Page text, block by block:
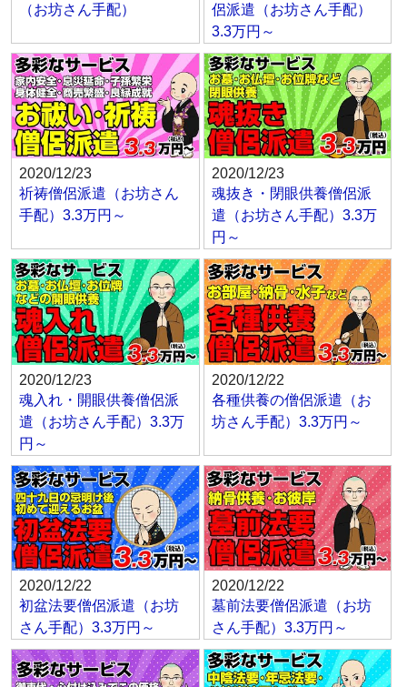
（お坊さん手配）
侶派遣（お坊さん手配）
3.3万円～
2020/12/23
祈祷僧侶派遣（お坊さん
手配）3.3万円～
2020/12/23
魂抜き・閉眼供養僧侶派
遣（お坊さん手配）3.3万
円～
2020/12/23
魂入れ・開眼供養僧侶派
遣（お坊さん手配）3.3万
円～
2020/12/22
各種供養の僧侶派遣（お
坊さん手配）3.3万円～
2020/12/22
初盆法要僧侶派遣（お坊
さん手配）3.3万円～
2020/12/22
墓前法要僧侶派遣（お坊
さん手配）3.3万円～